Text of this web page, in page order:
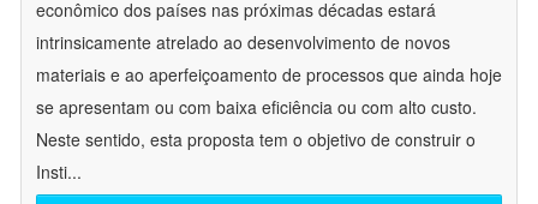
econômico dos países nas próximas décadas estará
intrinsicamente atrelado ao desenvolvimento de novos
materiais e ao aperfeiçoamento de processos que ainda hoje
se apresentam ou com baixa eficiência ou com alto custo.
Neste sentido, esta proposta tem o objetivo de construir o
Insti...